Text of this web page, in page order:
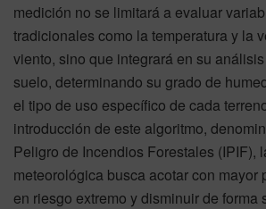
medición no se limitará a evaluar
tradicionales como la temperatura y la
viento, sino que integrará en su
suelo, determinando su grado de
el tipo de uso específico de cada
introducción de este algoritmo,
Peligro de Incendios Forestales (IPIF),
meteorológica busca acotar con mayor
en riesgo extremo y disminuir de forma